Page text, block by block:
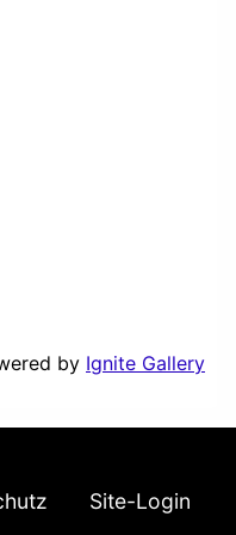
by Ignite Gallery
Site-Login